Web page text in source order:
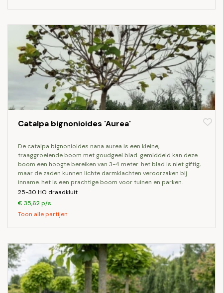
Catalpa bignonioides 'Aurea'
de catalpa bignonioides nana aurea is een kleine,
traaggroeiende boom met goudgeel blad. gemiddeld kan deze
boom een hoogte bereiken van 3-4 meter. het blad is niet giftig,
maar de zaden kunnen lichte darmklachten veroorzaken bij
inname. het is een prachtige boom voor tuinen en parken.
25-30 HO draadkluit
€ 35,62 p/s
Toon alle partijen